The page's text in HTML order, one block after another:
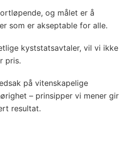
og målet er å
som er akseptable for alle.
kyststatsavtaler, vil vi ikke
pris.
på vitenskapelige
– prinsipper vi mener gir
resultat.